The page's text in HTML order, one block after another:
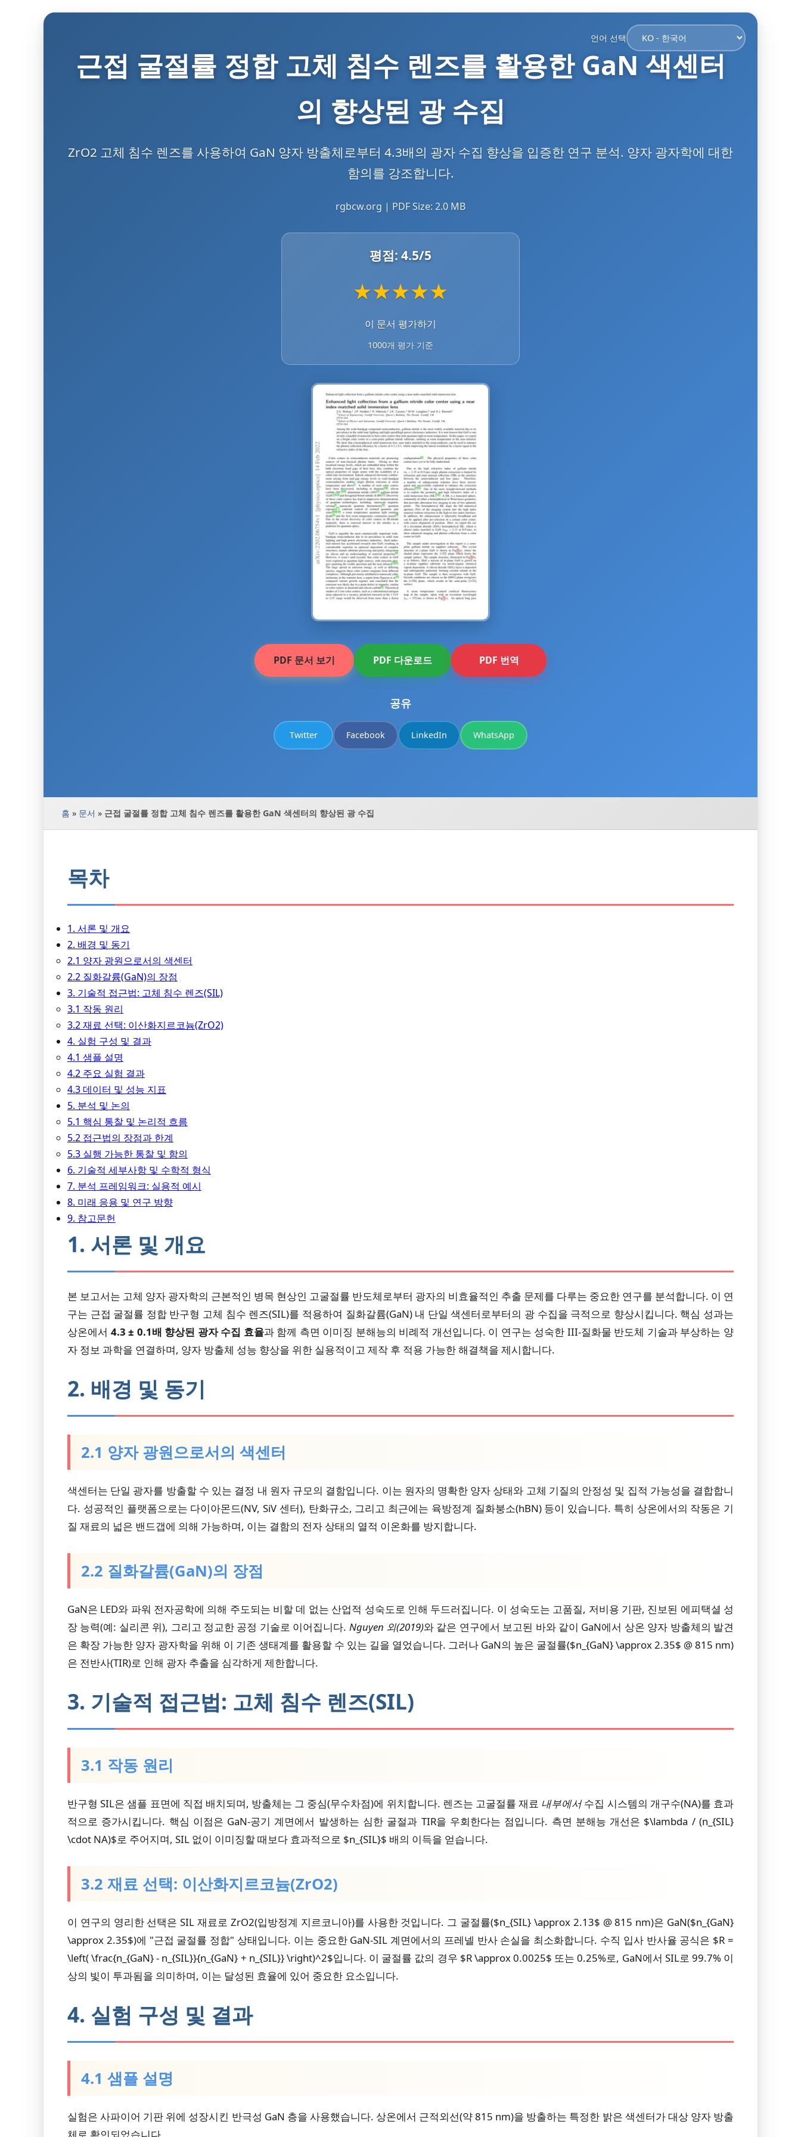
언어 선택
근접 굴절률 정합 고체 침수 렌즈를 활용한 GaN 색센터
의 향상된 광 수집
ZrO2 고체 침수 렌즈를 사용하여 GaN 양자 방출체로부터 4.3배의 광자 수집 향상을 입증한 연구 분석. 양자 광자학에 대한
함의를 강조합니다.
rgbcw.org | PDF Size: 2.0 MB
평점: 4.5/5
★★★★★
이 문서 평가하기
1000개 평가 기준
PDF 문서 보기 PDF 다운로드 PDF 번역
공유
Twitter Facebook LinkedIn WhatsApp
홈 » 문서 » 근접 굴절률 정합 고체 침수 렌즈를 활용한 GaN 색센터의 향상된 광 수집
목차
1. 서론 및 개요
2. 배경 및 동기
2.1 양자 광원으로서의 색센터
2.2 질화갈륨(GaN)의 장점
3. 기술적 접근법: 고체 침수 렌즈(SIL)
3.1 작동 원리
3.2 재료 선택: 이산화지르코늄(ZrO2)
4. 실험 구성 및 결과
4.1 샘플 설명
4.2 주요 실험 결과
4.3 데이터 및 성능 지표
5. 분석 및 논의
5.1 핵심 통찰 및 논리적 흐름
5.2 접근법의 장점과 한계
5.3 실행 가능한 통찰 및 함의
6. 기술적 세부사항 및 수학적 형식
7. 분석 프레임워크: 실용적 예시
8. 미래 응용 및 연구 방향
9. 참고문헌
1. 서론 및 개요
본 보고서는 고체 양자 광자학의 근본적인 병목 현상인 고굴절률 반도체로부터 광자의 비효율적인 추출 문제를 다루는 중요한 연구를 분석합니다. 이 연
구는 근접 굴절률 정합 반구형 고체 침수 렌즈(SIL)를 적용하여 질화갈륨(GaN) 내 단일 색센터로부터의 광 수집을 극적으로 향상시킵니다. 핵심 성과는
상온에서 4.3 ± 0.1배 향상된 광자 수집 효율과 함께 측면 이미징 분해능의 비례적 개선입니다. 이 연구는 성숙한 III-질화물 반도체 기술과 부상하는 양
자 정보 과학을 연결하며, 양자 방출체 성능 향상을 위한 실용적이고 제작 후 적용 가능한 해결책을 제시합니다.
2. 배경 및 동기
2.1 양자 광원으로서의 색센터
색센터는 단일 광자를 방출할 수 있는 결정 내 원자 규모의 결함입니다. 이는 원자의 명확한 양자 상태와 고체 기질의 안정성 및 집적 가능성을 결합합니
다. 성공적인 플랫폼으로는 다이아몬드(NV, SiV 센터), 탄화규소, 그리고 최근에는 육방정계 질화붕소(hBN) 등이 있습니다. 특히 상온에서의 작동은 기
질 재료의 넓은 밴드갭에 의해 가능하며, 이는 결함의 전자 상태의 열적 이온화를 방지합니다.
2.2 질화갈륨(GaN)의 장점
GaN은 LED와 파워 전자공학에 의해 주도되는 비할 데 없는 산업적 성숙도로 인해 두드러집니다. 이 성숙도는 고품질, 저비용 기판, 진보된 에피택셜 성
장 능력(예: 실리콘 위), 그리고 정교한 공정 기술로 이어집니다. Nguyen 외(2019)와 같은 연구에서 보고된 바와 같이 GaN에서 상온 양자 방출체의 발견
은 확장 가능한 양자 광자학을 위해 이 기존 생태계를 활용할 수 있는 길을 열었습니다. 그러나 GaN의 높은 굴절률($n_{GaN} \approx 2.35$ @ 815 nm)
은 전반사(TIR)로 인해 광자 추출을 심각하게 제한합니다.
3. 기술적 접근법: 고체 침수 렌즈(SIL)
3.1 작동 원리
반구형 SIL은 샘플 표면에 직접 배치되며, 방출체는 그 중심(무수차점)에 위치합니다. 렌즈는 고굴절률 재료 내부에서수집 시스템의 개구수(NA)를 효과
적으로 증가시킵니다. 핵심 이점은 GaN-공기 계면에서 발생하는 심한 굴절과 TIR을 우회한다는 점입니다. 측면 분해능 개선은 $\lambda / (n_{SIL}
\cdot NA)$로 주어지며, SIL 없이 이미징할 때보다 효과적으로 $n_{SIL}$ 배의 이득을 얻습니다.
3.2 재료 선택: 이산화지르코늄(ZrO2)
이 연구의 영리한 선택은 SIL 재료로 ZrO2(입방정계 지르코니아)를 사용한 것입니다. 그 굴절률($n_{SIL} \approx 2.13$ @ 815 nm)은 GaN($n_{GaN}
\approx 2.35$)에 "근접 굴절률 정합" 상태입니다. 이는 중요한 GaN-SIL 계면에서의 프레넬 반사 손실을 최소화합니다. 수직 입사 반사율 공식은 $R =
\left( \frac{n_{GaN} - n_{SIL}}{n_{GaN} + n_{SIL}} \right)^2$입니다. 이 굴절률 값의 경우 $R \approx 0.0025$ 또는 0.25%로, GaN에서 SIL로 99.7% 이
상의 빛이 투과됨을 의미하며, 이는 달성된 효율에 있어 중요한 요소입니다.
4. 실험 구성 및 결과
4.1 샘플 설명
실험은 사파이어 기판 위에 성장시킨 반극성 GaN 층을 사용했습니다. 상온에서 근적외선(약 815 nm)을 방출하는 특정한 밝은 색센터가 대상 양자 방출